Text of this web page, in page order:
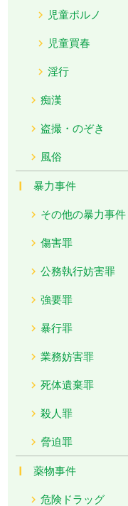
児童ポルノ
児童買春
淫行
痴漢
盗撮・のぞき
風俗
暴力事件
その他の暴力事件
傷害罪
公務執行妨害罪
強要罪
暴行罪
業務妨害罪
死体遺棄罪
殺人罪
脅迫罪
薬物事件
危険ドラッグ